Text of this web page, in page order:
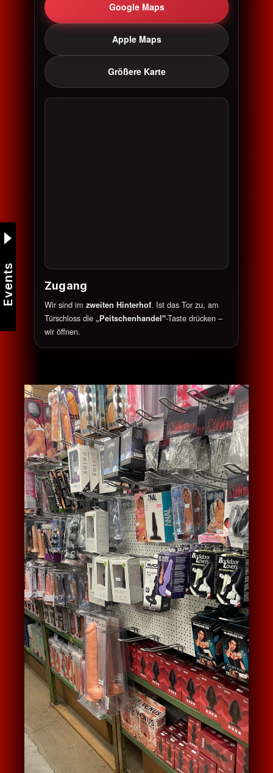
Google Maps
Apple Maps
Größere Karte
Zugang
Wir sind im zweiten Hinterhof. Ist das Tor zu, am
Türschloss die „Peitschenhandel"-Taste drücken –
wir öffnen.
Bildergalerie überspringen
Events